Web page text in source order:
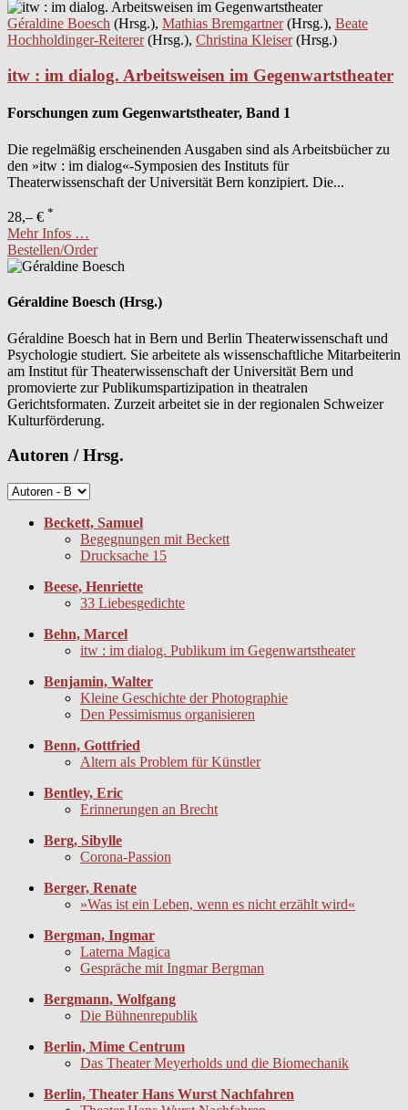
Géraldine Boesch (Hrsg.), Mathias Bremgartner(Hrsg.), Beate
Hochholdinger-Reiterer(Hrsg.), Christina Kleiser(Hrsg.)
itw : im dialog. Arbeitsweisen im Gegenwartstheater
Forschungen zum Gegenwartstheater, Band 1
Die regelmäßig erscheinenden Ausgaben sind als Arbeitsbücher zu
den »itw : im dialog«-Symposien des Instituts für
Theaterwissenschaft der Universität Bern konzipiert. Die...
28,– € *
Mehr Infos …
Bestellen/Order
Géraldine Boesch (Hrsg.)
Géraldine Boesch hat in Bern und Berlin Theaterwissenschaft und
Psychologie studiert. Sie arbeitete als wissenschaftliche Mitarbeiterin
am Institut für Theaterwissenschaft der Universität Bern und
promovierte zur Publikumspartizipation in theatralen
Gerichtsformaten. Zurzeit arbeitet sie in der regionalen Schweizer
Kulturförderung.
Autoren / Hrsg.
Beckett, Samuel
Begegnungen mit Beckett
Drucksache 15
Beese, Henriette
33 Liebesgedichte
Behn, Marcel
itw : im dialog. Publikum im Gegenwartstheater
Benjamin, Walter
Kleine Geschichte der Photographie
Den Pessimismus organisieren
Benn, Gottfried
Altern als Problem für Künstler
Bentley, Eric
Erinnerungen an Brecht
Berg, Sibylle
Corona-Passion
Berger, Renate
»Was ist ein Leben, wenn es nicht erzählt wird«
Bergman, Ingmar
Laterna Magica
Gespräche mit Ingmar Bergman
Bergmann, Wolfgang
Die Bühnenrepublik
Berlin, Mime Centrum
Das Theater Meyerholds und die Biomechanik
Berlin, Theater Hans Wurst Nachfahren